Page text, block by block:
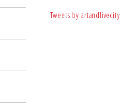
Tweets by artandlivecity